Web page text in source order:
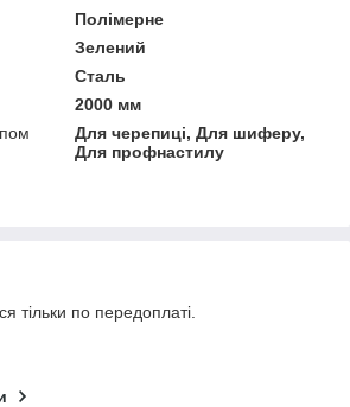
Полімерне
Зелений
Сталь
2000 мм
Для черепиці, Для шиферу,
Для профнастилу
тільки по передоплаті.